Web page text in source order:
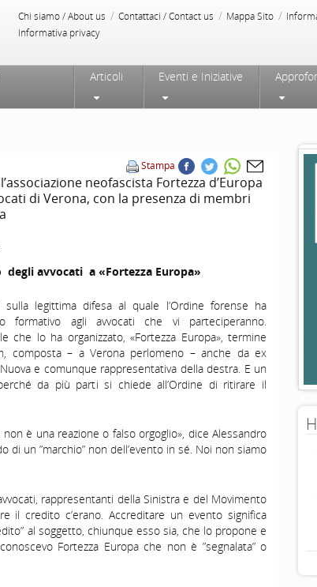
Chi siamo / About us / Contattaci / Contact us / Mappa Sito /
Informativa privacy
Articoli Eventi e Iniziative
Stampa
neofascista Fortezza d’Europa
di Verona, con la presenza di membri
degli avvocati a «Fortezza Europa»
sulla legittima difesa al quale l’Ordine forense ha
formativo agli avvocati che vi parteciperanno.
che lo ha organizzato, «Fortezza Europa», termine
composta – a Verona perlomeno – anche da ex
e comunque rappresentativa della destra. E un
da più parti si chiede all’Ordine di ritirare il
è una reazione o falso orgoglio», dice Alessandro
di un ”marchio” non dell’evento in sé. Noi non siamo
rappresentanti della Sinistra e del Movimento
il credito c’erano. Accreditare un evento significa
al soggetto, chiunque esso sia, che lo propone e
Fortezza Europa che non è ”segnalata” o